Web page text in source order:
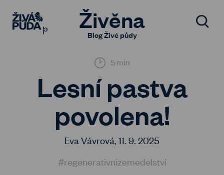
Živěna
Blog Živé půdy
5 min
Lesní pastva
povolena!
Eva Vávrová, 11. 9. 2025
#regenerativnizemedelstvi